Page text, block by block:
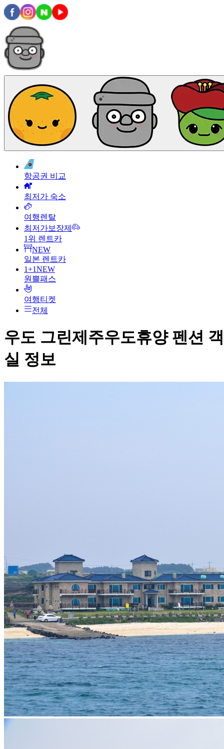
항공권 비교
최저가 숙소
여행렌탈
최저가보장제
1위 렌트카
NEW
일본 렌트카
1+1NEW
원쁠패스
여행티켓
전체
우도 그린제주우도휴양 펜션 객
실 정보